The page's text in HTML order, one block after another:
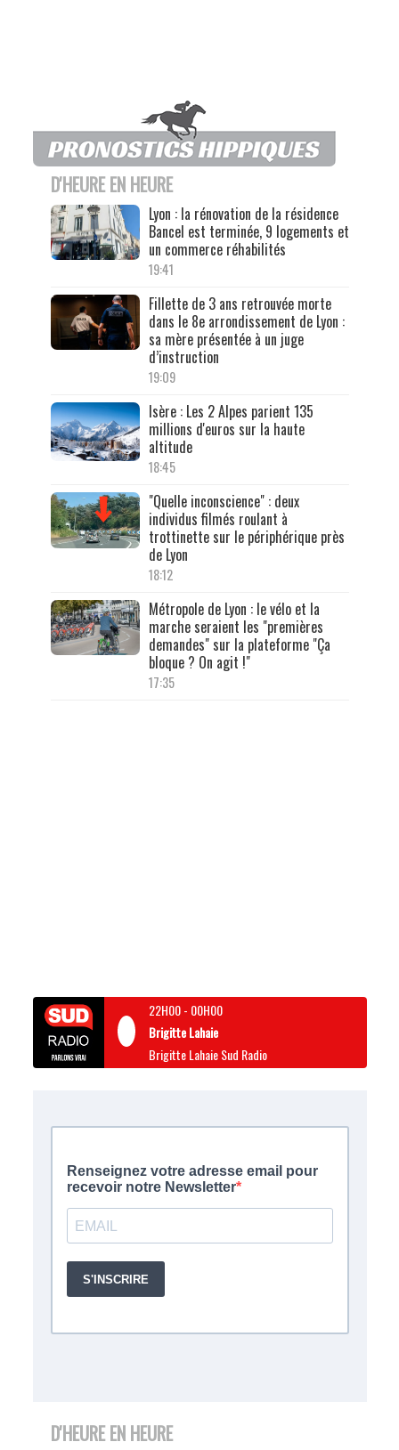
D'HEURE EN HEURE
Lyon : la rénovation de la résidence
Bancel est terminée, 9 logements et
un commerce réhabilités
19:41
Fillette de 3 ans retrouvée morte
dans le 8e arrondissement de Lyon :
sa mère présentée à un juge
d’instruction
19:09
Isère : Les 2 Alpes parient 135
millions d'euros sur la haute
altitude
18:45
"Quelle inconscience" : deux
individus filmés roulant à
trottinette sur le périphérique près
de Lyon
18:12
Métropole de Lyon : le vélo et la
marche seraient les "premières
demandes" sur la plateforme "Ça
bloque ? On agit !"
17:35
22H00- 00H00
Brigitte Lahaie
Brigitte Lahaie Sud Radio
D'HEURE EN HEURE